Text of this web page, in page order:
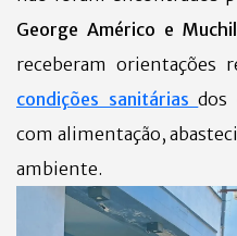
George Américo e
receberam orientações
condições sanitáriasdos
com alimentação,
ambiente.